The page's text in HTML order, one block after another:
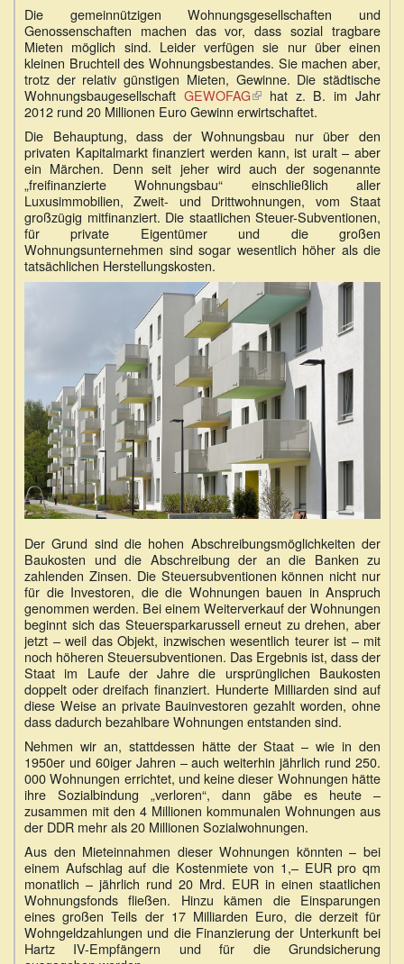
Die gemeinnützigen Wohnungsgesellschaften und
Genossenschaften machen das vor, dass sozial tragbare
Mieten möglich sind. Leider verfügen sie nur über einen
kleinen Bruchteil des Wohnungsbestandes. Sie machen aber,
trotz der relativ günstigen Mieten, Gewinne. Die städtische
Wohnungsbaugesellschaft GEWOFAG(Link
ist
extern)
hat z. B. im Jahr
2012 rund 20 Millionen Euro Gewinn erwirtschaftet.
Die Behauptung, dass der Wohnungsbau nur über den
privaten Kapitalmarkt finanziert werden kann, ist uralt – aber
ein Märchen. Denn seit jeher wird auch der sogenannte
„freifinanzierte Wohnungsbau“ einschließlich aller
Luxusimmobilien, Zweit- und Drittwohnungen, vom Staat
großzügig mitfinanziert. Die staatlichen Steuer-Subventionen,
für private Eigentümer und die großen
Wohnungsunternehmen sind sogar wesentlich höher als die
tatsächlichen Herstellungskosten.
Der Grund sind die hohen Abschreibungsmöglichkeiten der
Baukosten und die Abschreibung der an die Banken zu
zahlenden Zinsen. Die Steuersubventionen können nicht nur
für die Investoren, die die Wohnungen bauen in Anspruch
genommen werden. Bei einem Weiterverkauf der Wohnungen
beginnt sich das Steuersparkarussell erneut zu drehen, aber
jetzt – weil das Objekt, inzwischen wesentlich teurer ist – mit
noch höheren Steuersubventionen. Das Ergebnis ist, dass der
Staat im Laufe der Jahre die ursprünglichen Baukosten
doppelt oder dreifach finanziert. Hunderte Milliarden sind auf
diese Weise an private Bauinvestoren gezahlt worden, ohne
dass dadurch bezahlbare Wohnungen entstanden sind.
Nehmen wir an, stattdessen hätte der Staat – wie in den
1950er und 60iger Jahren – auch weiterhin jährlich rund 250.
000 Wohnungen errichtet, und keine dieser Wohnungen hätte
ihre Sozialbindung „verloren“, dann gäbe es heute –
zusammen mit den 4 Millionen kommunalen Wohnungen aus
der DDR mehr als 20 Millionen Sozialwohnungen.
Aus den Mieteinnahmen dieser Wohnungen könnten – bei
einem Aufschlag auf die Kostenmiete von 1,– EUR pro qm
monatlich – jährlich rund 20 Mrd. EUR in einen staatlichen
Wohnungsfonds fließen. Hinzu kämen die Einsparungen
eines großen Teils der 17 Milliarden Euro, die derzeit für
Wohngeldzahlungen und die Finanzierung der Unterkunft bei
Hartz IV-Empfängern und für die Grundsicherung